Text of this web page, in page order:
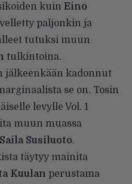
kuin Eino
paljonkin ja
tutuksi muun
tulkintoina.
jälkeenkään kadonnut
se on. Tosin
levylle Vol. 1
muun muassa
Saila Susiluoto.
täytyy mainita
Kuulan perustama